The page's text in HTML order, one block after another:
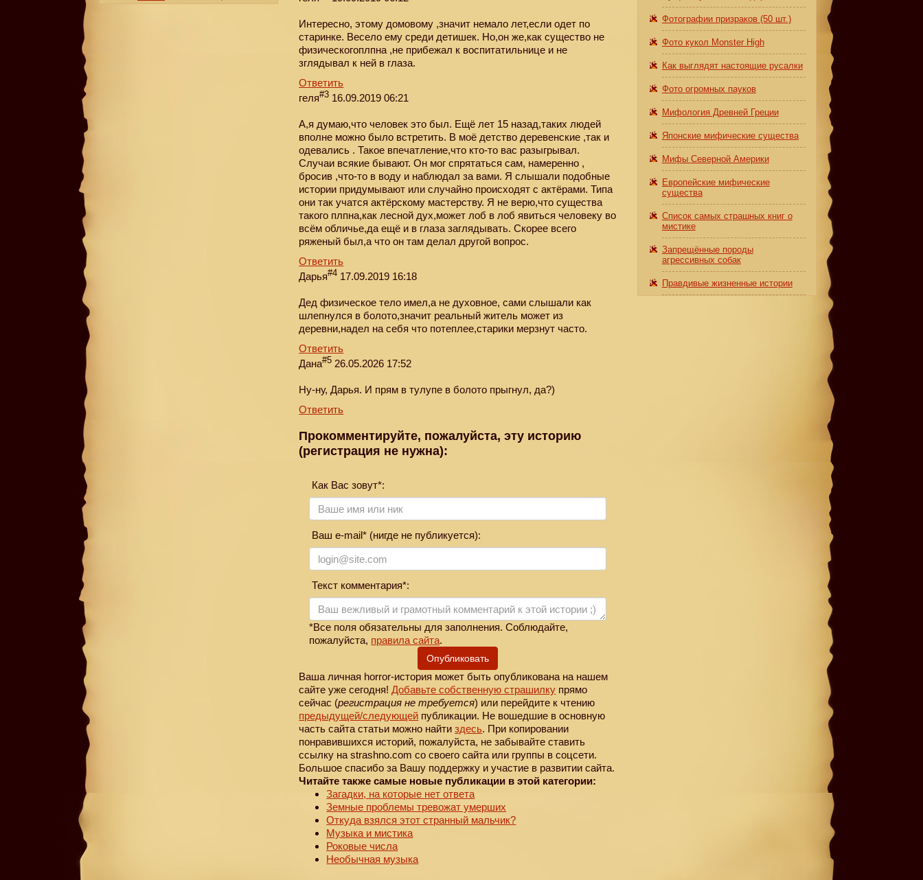
Интересно, этому домовому ,значит немало лет,если одет по
старинке. Весело ему среди детишек. Но,он же,как существо не
физическогоплпна ,не прибежал к воспитатильнице и не
зглядывал к ней в глаза.
Ответить
геля#3 16.09.2019 06:21
А,я думаю,что человек это был. Ещё лет 15 назад,таких людей
вполне можно было встретить. В моё детство деревенские ,так и
одевались . Такое впечатление,что кто-то вас разыгрывал.
Случаи всякие бывают. Он мог спрятаться сам, намеренно ,
бросив ,что-то в воду и наблюдал за вами. Я слышали подобные
истории придумывают или случайно происходят с актёрами. Типа
они так учатся актёрскому мастерству. Я не верю,что существа
такого плпна,как лесной дух,может лоб в лоб явиться человеку во
всём обличье,да ещё и в глаза заглядывать. Скорее всего
ряженый был,а что он там делал другой вопрос.
Ответить
Дарья#4 17.09.2019 16:18
Дед физическое тело имел,а не духовное, сами слышали как
шлепнулся в болото,значит реальный житель может из
деревни,надел на себя что потеплее,старики мерзнут часто.
Ответить
Дана#5 26.05.2026 17:52
Ну-ну, Дарья. И прям в тулупе в болото прыгнул, да?)
Ответить
Прокомментируйте, пожалуйста, эту историю
(регистрация не нужна):
Как Вас зовут*:
Ваш e-mail* (нигде не публикуется):
Текст комментария*:
*Все поля обязательны для заполнения. Соблюдайте,
пожалуйста, правила сайта.
Опубликовать
Ваша личная horror-история может быть опубликована на нашем
сайте уже сегодня!Добавьте собственную страшилку прямо
сейчас (регистрация не требуется) или перейдите к чтению
предыдущей/следующей публикации. Не вошедшие в основную
часть сайта статьи можно найтиздесь. При копировании
понравившихся историй, пожалуйста, не забывайте ставить
ссылку на strashno.com со своего сайта или группы в соцсети.
Большое спасибо за Вашу поддержку и участие в развитии сайта.
Читайте также самые новые публикации в этой категории:
Загадки, на которые нет ответа
Земные проблемы тревожат умерших
Откуда взялся этот странный мальчик?
Музыка и мистика
Роковые числа
Необычная музыка
Фотографии призраков (50 шт.)
Фото кукол Monster High
Как выглядят настоящие русалки
Фото огромных пауков
Мифология Древней Греции
Японские мифические существа
Мифы Северной Америки
Европейские мифические
существа
Список самых страшных книг о
мистике
Запрещённые породы
агрессивных собак
Правдивые жизненные истории